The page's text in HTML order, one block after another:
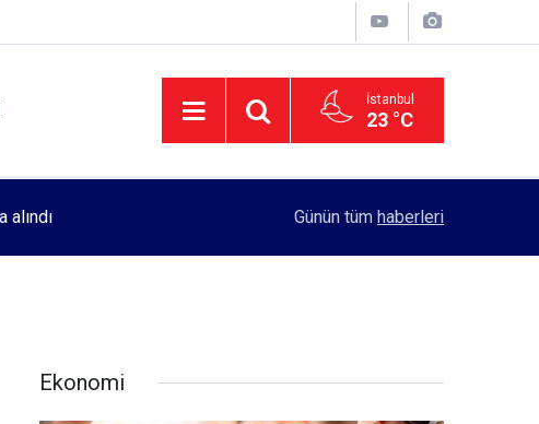
İstanbul
23 °C
Rektörlük, kadın öğrencilerin güvenliği için
Günün tüm haberleri
Ekonomi